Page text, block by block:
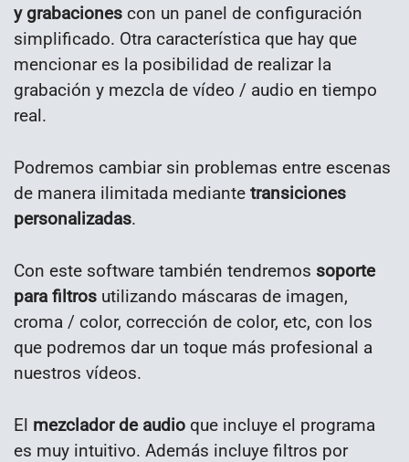
y grabaciones con un panel de configuración
simplificado. Otra característica que hay que
mencionar es la posibilidad de realizar la
grabación y mezcla de vídeo / audio en tiempo
real.
Podremos cambiar sin problemas entre escenas
de manera ilimitada mediante transiciones
personalizadas.
Con este software también tendremos soporte
para filtros utilizando máscaras de imagen,
croma / color, corrección de color, etc, con los
que podremos dar un toque más profesional a
nuestros vídeos.
El mezclador de audio que incluye el programa
es muy intuitivo. Además incluye filtros por